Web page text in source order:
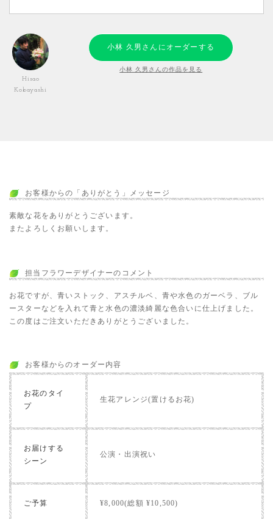
Hisao
Kobayashi
小林 久男さんにオーダーする
小林 久男さんの作品を見る
お客様からの「ありがとう」メッセージ
素敵な花をありがとうございます。
またよろしくお願いします。
担当フラワーデザイナーのコメント
お花ですが、青いストック、アスチルベ、青や水色のガーベラ、ブル
ースターなどを入れて青と水色の濃淡綺麗な色合いに仕上げました。
この度はご注文いただきありがとうございました。
お客様からのオーダー内容
お花のタイ
プ
生花アレンジ(置けるお花)
お届けする
シーン
公演・出演祝い
ご予算 ¥8,000(総額 ¥10,500)